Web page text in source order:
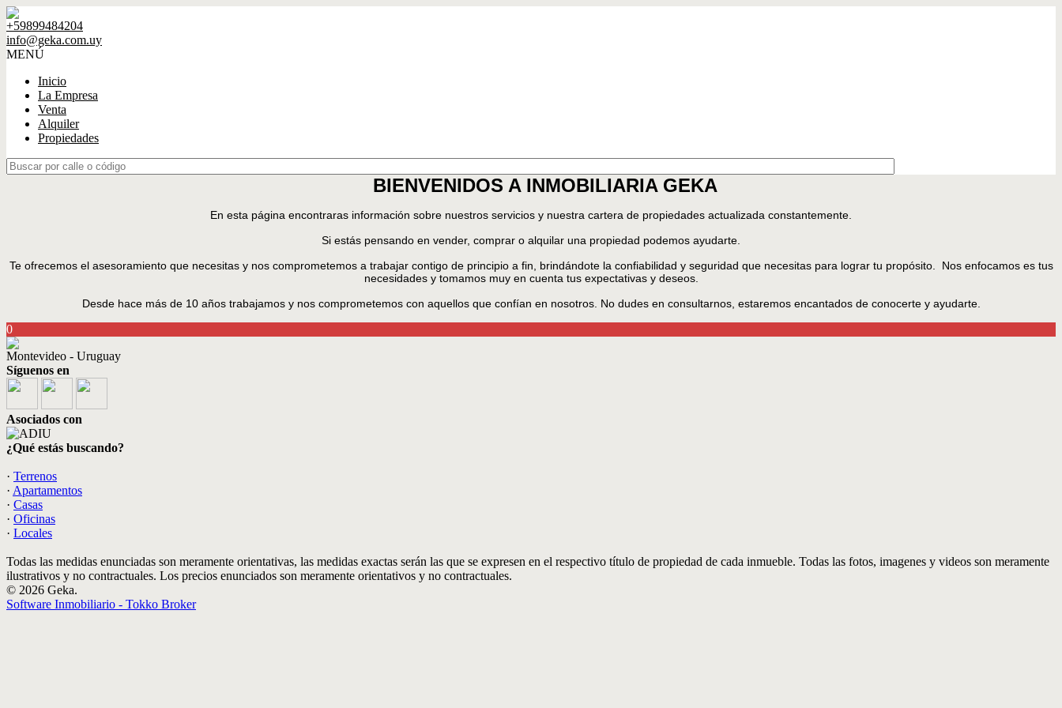
+59899484204
info@geka.com.uy
MENÚ
Inicio
La Empresa
Venta
Alquiler
Propiedades
BIENVENIDOS A INMOBILIARIA GEKA
En esta página encontraras información sobre nuestros servicios y nuestra cartera de propiedades actualizada constantemente.
Si estás pensando en vender, comprar o alquilar una propiedad podemos ayudarte.
Te ofrecemos el asesoramiento que necesitas y nos comprometemos a trabajar contigo de principio a fin, brindándote la confiabilidad y seguridad que necesitas para lograr tu propósito. Nos enfocamos es tus
necesidades y tomamos muy en cuenta tus expectativas y deseos.
Desde hace más de 10 años trabajamos y nos comprometemos con aquellos que confían en nosotros. No dudes en consultarnos, estaremos encantados de conocerte y ayudarte.
0
Montevideo - Uruguay
Síguenos en
Asociados con
¿Qué estás buscando?
· Terrenos
· Apartamentos
· Casas
· Oficinas
· Locales
Todas las medidas enunciadas son meramente orientativas, las medidas exactas serán las que se expresen en el respectivo título de propiedad de cada inmueble. Todas las fotos, imagenes y videos son meramente
ilustrativos y no contractuales. Los precios enunciados son meramente orientativos y no contractuales.
© 2026 Geka.
Software Inmobiliario - Tokko Broker